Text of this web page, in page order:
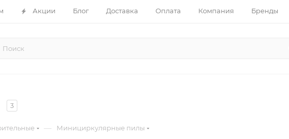
Акции Блог Доставка Оплата Компания Бренды
3
— Минициркулярные пилы